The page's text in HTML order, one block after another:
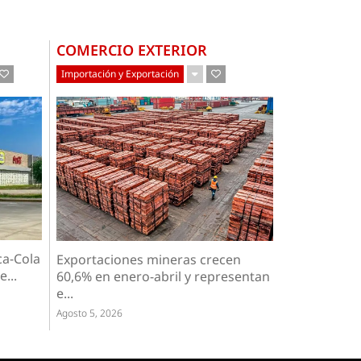
Cola
COMERCIO EXTERIOR
Importación y Exportación
Exportaciones mineras crecen
60,6% en enero-abril y representan
e...
Agosto 5, 2026